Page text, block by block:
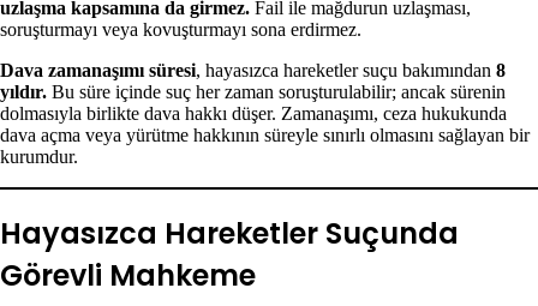
uzlaşma kapsamına da girmez. Fail ile mağdurun uzlaşması,
soruşturmayı veya kovuşturmayı sona erdirmez.
Dava zamanaşımı süresi, hayasızca hareketler suçu bakımından 8
yıldır. Bu süre içinde suç her zaman soruşturulabilir; ancak sürenin
dolmasıyla birlikte dava hakkı düşer. Zamanaşımı, ceza hukukunda
dava açma veya yürütme hakkının süreyle sınırlı olmasını sağlayan bir
kurumdur.
Hayasızca Hareketler Suçunda
Görevli Mahkeme